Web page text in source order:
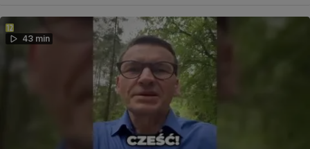
43 min